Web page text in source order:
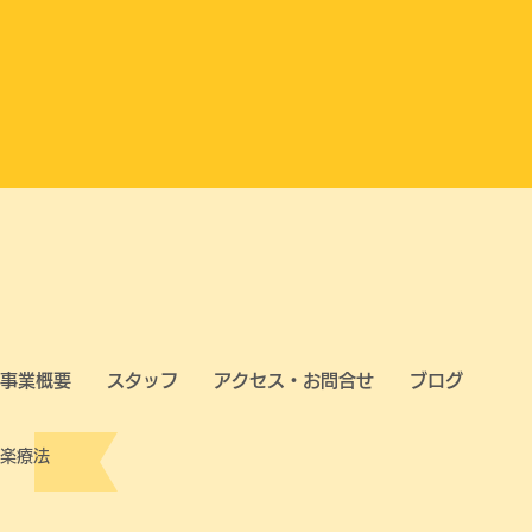
事業概要 スタッフ アクセス・お問合せ ブログ
療法​